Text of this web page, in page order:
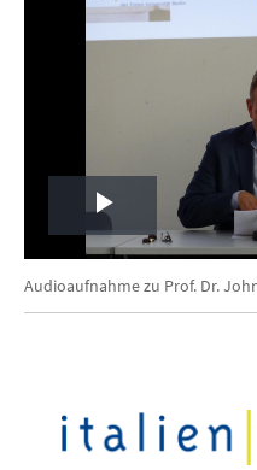
Play
Video
Audioaufnahme zu Prof. Dr.